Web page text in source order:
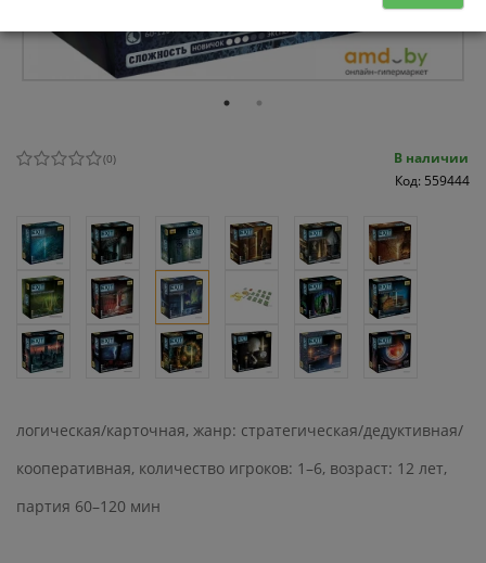
(0)
В наличии
Код: 559444
логическая/карточная, жанр: стратегическая/дедуктивная/
кооперативная, количество игроков: 1–6, возраст: 12 лет,
партия 60–120 мин